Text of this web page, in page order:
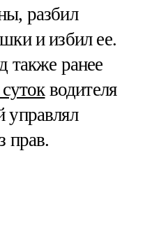
разбил
и избил ее.
также ранее
водителя
прав.